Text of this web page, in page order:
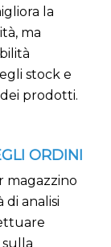
la
ma
stock e
prodotti.
ORDINI
magazzino
analisi